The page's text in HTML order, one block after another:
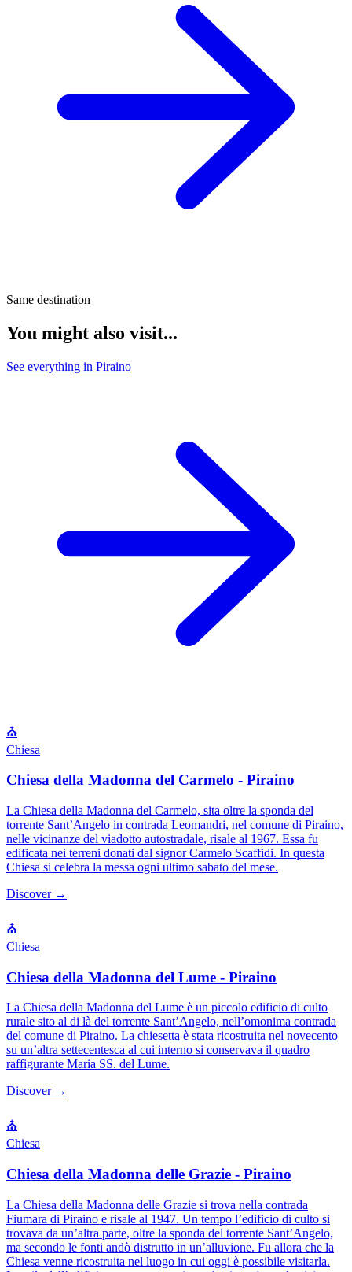
Same destination
You might also visit...
See everything in Piraino
⛪
Chiesa
Chiesa della Madonna del Carmelo - Piraino
La Chiesa della Madonna del Carmelo, sita oltre la sponda del
torrente Sant’Angelo in contrada Leomandri, nel comune di Piraino,
nelle vicinanze del viadotto autostradale, risale al 1967. Essa fu
edificata nei terreni donati dal signor Carmelo Scaffidi. In questa
Chiesa si celebra la messa ogni ultimo sabato del mese.
Discover →
⛪
Chiesa
Chiesa della Madonna del Lume - Piraino
La Chiesa della Madonna del Lume è un piccolo edificio di culto
rurale sito al di là del torrente Sant’Angelo, nell’omonima contrada
del comune di Piraino. La chiesetta è stata ricostruita nel novecento
su un’altra settecentesca al cui interno si conservava il quadro
raffigurante Maria SS. del Lume.
Discover →
⛪
Chiesa
Chiesa della Madonna delle Grazie - Piraino
La Chiesa della Madonna delle Grazie si trova nella contrada
Fiumara di Piraino e risale al 1947. Un tempo l’edificio di culto si
trovava da un’altra parte, oltre la sponda del torrente Sant’Angelo,
ma secondo le fonti andò distrutto in un’alluvione. Fu allora che la
Chiesa venne ricostruita nel luogo in cui oggi è possibile visitarla.